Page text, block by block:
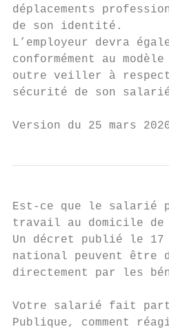
déplacements
de son identité.
L’employeur devra
conformément au
outre veiller à
sécurité de son
Version du 25 mars
Est-ce que le salarié
travail au domicile de
Un décret publié le 17
national peuvent être
directement par les
Votre salarié fait
Publique, comment